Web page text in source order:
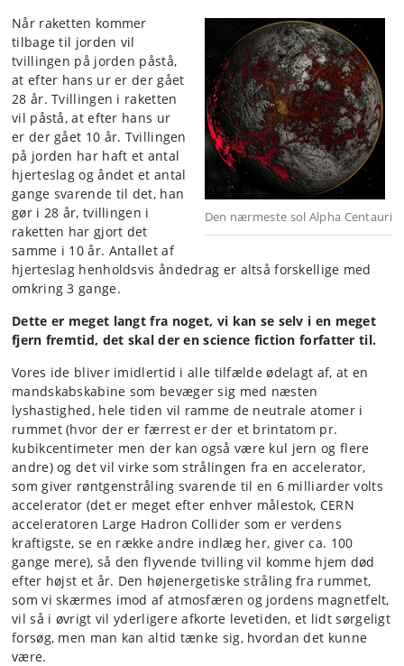
Den nærmeste sol Alpha Centauri
Når raketten kommer
tilbage til jorden vil
tvillingen på jorden påstå,
at efter hans ur er der gået
28 år. Tvillingen i raketten
vil påstå, at efter hans ur
er der gået 10 år. Tvillingen
på jorden har haft et antal
hjerteslag og åndet et antal
gange svarende til det, han
gør i 28 år, tvillingen i
raketten har gjort det
samme i 10 år. Antallet af
hjerteslag henholdsvis åndedrag er altså forskellige med
omkring 3 gange.
Dette er meget langt fra noget, vi kan se selv i en meget
fjern fremtid, det skal der en science fiction forfatter til.
Vores ide bliver imidlertid i alle tilfælde ødelagt af, at en
mandskabskabine som bevæger sig med næsten
lyshastighed, hele tiden vil ramme de neutrale atomer i
rummet (hvor der er færrest er der et brintatom pr.
kubikcentimeter men der kan også være kul jern og flere
andre) og det vil virke som strålingen fra en accelerator,
som giver røntgenstråling svarende til en 6 milliarder volts
accelerator (det er meget efter enhver målestok, CERN
acceleratoren Large Hadron Collider som er verdens
kraftigste, se en række andre indlæg her, giver ca. 100
gange mere), så den flyvende tvilling vil komme hjem død
efter højst et år. Den højenergetiske stråling fra rummet,
som vi skærmes imod af atmosfæren og jordens magnetfelt,
vil så i øvrigt vil yderligere afkorte levetiden, et lidt sørgeligt
forsøg, men man kan altid tænke sig, hvordan det kunne
være.